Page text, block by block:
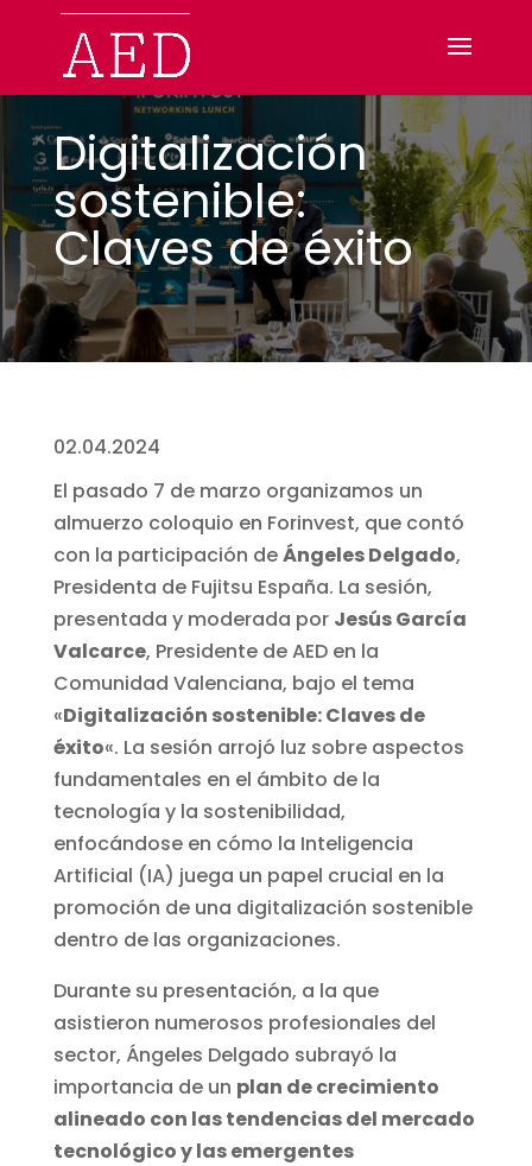
Digitalización
sostenible:
Claves de éxito
02.04.2024
El pasado 7 de marzo organizamos un
almuerzo coloquio en Forinvest, que contó
con la participación deÁngeles Delgado,
Presidenta de Fujitsu España. La sesión,
presentada y moderada por Jesús García
Valcarce, Presidente de AED en la
Comunidad Valenciana, bajo el tema
«Digitalización sostenible: Claves de
éxito«. La sesión arrojó luz sobre aspectos
fundamentales en el ámbito de la
tecnología y la sostenibilidad,
enfocándose en cómo la Inteligencia
Artificial (IA) juega un papel crucial en la
promoción de una digitalización sostenible
dentro de las organizaciones.
Durante su presentación, a la que
asistieron numerosos profesionales del
sector, Ángeles Delgado subrayó la
importancia de un plan de crecimiento
alineado con las tendencias del mercado
tecnológico y las emergentes